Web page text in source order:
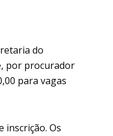
do
por procurador
para vagas
inscrição. Os